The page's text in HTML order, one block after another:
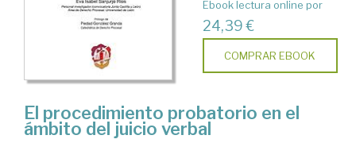
Ebook lectura online por
24,39 €
COMPRAR EBOOK
El procedimiento probatorio en el
ámbito del juicio verbal